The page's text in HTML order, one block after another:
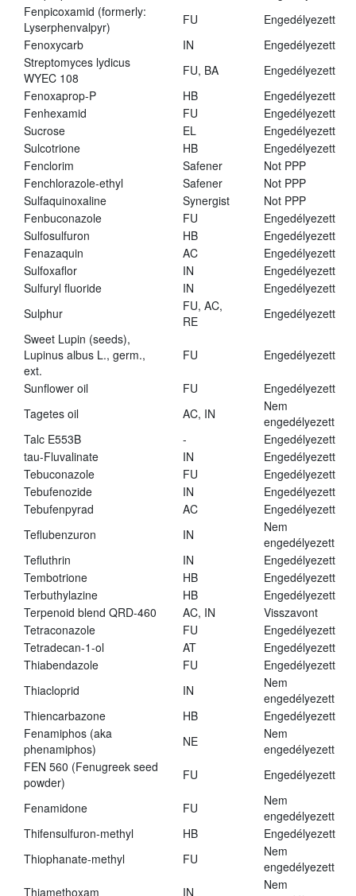
Fenpicoxamid (formerly:
Lyserphenvalpyr)
FU
Engedélyezett
Fenoxycarb
IN
Engedélyezett
Streptomyces lydicus
WYEC 108
FU, BA
Engedélyezett
Fenoxaprop-P
HB
Engedélyezett
Fenhexamid
FU
Engedélyezett
Sucrose
EL
Engedélyezett
Sulcotrione
HB
Engedélyezett
Fenclorim
Safener
Not PPP
Fenchlorazole-ethyl
Safener
Not PPP
Sulfaquinoxaline
Synergist
Not PPP
Fenbuconazole
FU
Engedélyezett
Sulfosulfuron
HB
Engedélyezett
Fenazaquin
AC
Engedélyezett
Sulfoxaflor
IN
Engedélyezett
Sulfuryl fluoride
IN
Engedélyezett
Sulphur
FU, AC,
RE
Engedélyezett
Sweet Lupin (seeds),
Lupinus albus L., germ.,
ext.
FU Engedélyezett
Sunflower oil FU
Engedélyezett
Tagetes oil
AC, IN
Nem
engedélyezett
Talc E553B
-
Engedélyezett
tau-Fluvalinate
IN
Engedélyezett
Tebuconazole
FU
Engedélyezett
Tebufenozide
IN
Engedélyezett
Tebufenpyrad
AC
Engedélyezett
Teflubenzuron
IN
Nem
engedélyezett
Tefluthrin
IN
Engedélyezett
Tembotrione
HB
Engedélyezett
Terbuthylazine
HB
Engedélyezett
Terpenoid blend QRD-460
AC, IN
Visszavont
Tetraconazole
FU
Engedélyezett
Tetradecan-1-ol
AT
Engedélyezett
Thiabendazole
FU
Engedélyezett
Thiacloprid
IN
Nem
engedélyezett
Thiencarbazone
HB
Engedélyezett
Fenamiphos (aka
phenamiphos)
NE
Nem
engedélyezett
FEN 560 (Fenugreek seed
powder)
FU Engedélyezett
Fenamidone FU
Nem
engedélyezett
Thifensulfuron-methyl
HB
Engedélyezett
Thiophanate-methyl
FU
Nem
engedélyezett
Thiamethoxam
IN
Nem